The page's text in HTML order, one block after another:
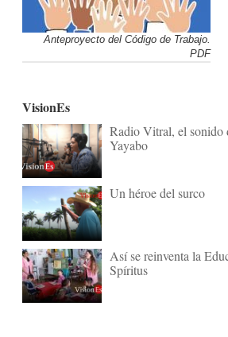
Anteproyecto del Código de Trabajo.
PDF
VisionEs
Radio Vitral, el sonido
Yayabo
Un héroe del surco
Así se reinventa la
Spíritus